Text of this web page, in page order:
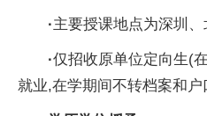
·主要授课地点为深圳、
·仅招收原单位定向生(
就业,在学期间不转档案和户